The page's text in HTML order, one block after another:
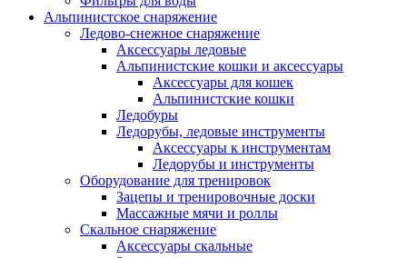
Альпинистское снаряжение
Ледово-снежное снаряжение
Аксессуары ледовые
Альпинистские кошки и аксессуары
Аксессуары для кошек
Альпинистские кошки
Ледобуры
Ледорубы, ледовые инструменты
Аксессуары к инструментам
Ледорубы и инструменты
Оборудование для тренировок
Зацепы и тренировочные доски
Массажные мячи и роллы
Скальное снаряжение
Аксессуары скальные